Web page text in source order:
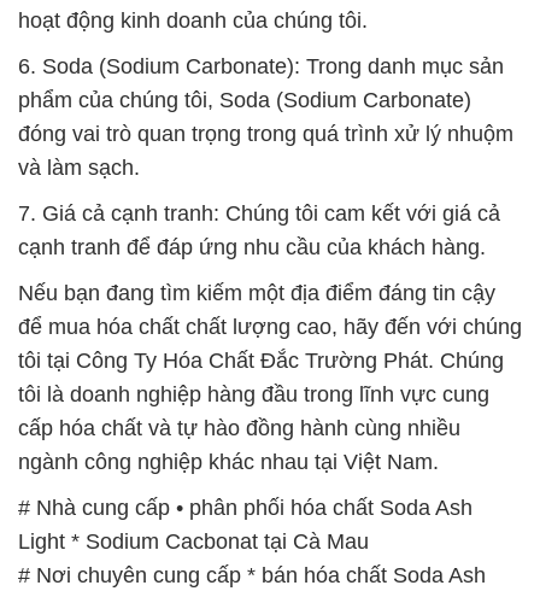
hoạt động kinh doanh của chúng tôi.
6. Soda (Sodium Carbonate): Trong danh mục sản
phẩm của chúng tôi, Soda (Sodium Carbonate)
đóng vai trò quan trọng trong quá trình xử lý nhuộm
và làm sạch.
7. Giá cả cạnh tranh: Chúng tôi cam kết với giá cả
cạnh tranh để đáp ứng nhu cầu của khách hàng.
Nếu bạn đang tìm kiếm một địa điểm đáng tin cậy
để mua hóa chất chất lượng cao, hãy đến với chúng
tôi tại Công Ty Hóa Chất Đắc Trường Phát. Chúng
tôi là doanh nghiệp hàng đầu trong lĩnh vực cung
cấp hóa chất và tự hào đồng hành cùng nhiều
ngành công nghiệp khác nhau tại Việt Nam.
# Nhà cung cấp • phân phối hóa chất Soda Ash
Light * Sodium Cacbonat tại Cà Mau
# Nơi chuyên cung cấp * bán hóa chất Soda Ash